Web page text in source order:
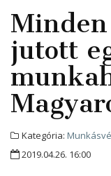
jutott
Kategória:
2019.04.26. 16:00